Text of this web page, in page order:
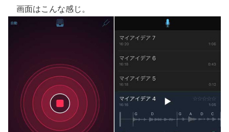
画面はこんな感じ。